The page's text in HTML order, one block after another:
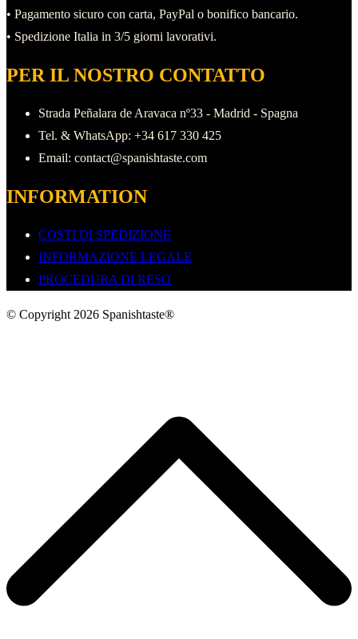
• Pagamento sicuro con carta, PayPal o bonifico bancario.
• Spedizione Italia in 3/5 giorni lavorativi.
PER IL NOSTRO CONTATTO
Strada Peñalara de Aravaca nº33 - Madrid - Spagna
Tel. & WhatsApp: +34 617 330 425
Email: contact@spanishtaste.com
INFORMATION
COSTI DI SPEDIZIONE
INFORMAZIONE LEGALE
PROCEDURA DI RESO
© Copyright 2026 Spanishtaste®